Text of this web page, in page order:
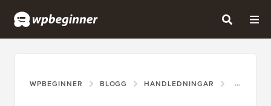
WPBEGINNER BLOGG HANDLEDNINGAR HUR